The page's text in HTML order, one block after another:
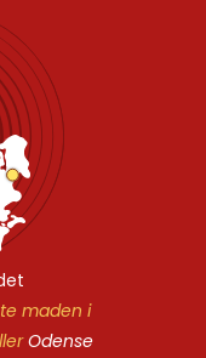
maden i
Odense